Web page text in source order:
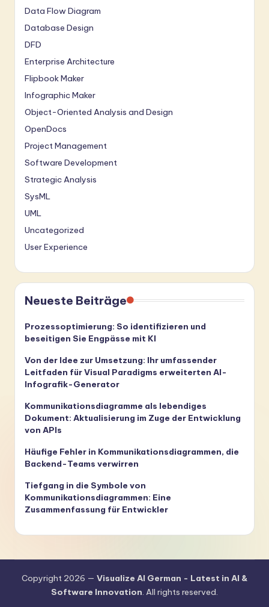
Data Flow Diagram
Database Design
DFD
Enterprise Architecture
Flipbook Maker
Infographic Maker
Object-Oriented Analysis and Design
OpenDocs
Project Management
Software Development
Strategic Analysis
SysML
UML
Uncategorized
User Experience
Neueste Beiträge
Prozessoptimierung: So identifizieren und
beseitigen Sie Engpässe mit KI
Von der Idee zur Umsetzung: Ihr umfassender
Leitfaden für Visual Paradigms erweiterten AI-
Infografik-Generator
Kommunikationsdiagramme als lebendiges
Dokument: Aktualisierung im Zuge der Entwicklung
von APIs
Häufige Fehler in Kommunikationsdiagrammen, die
Backend-Teams verwirren
Tiefgang in die Symbole von
Kommunikationsdiagrammen: Eine
Zusammenfassung für Entwickler
Copyright 2026 — Visualize AI German - Latest in AI &
Software Innovation. All rights reserved.